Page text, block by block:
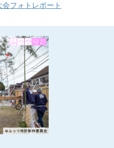
フォトレポート